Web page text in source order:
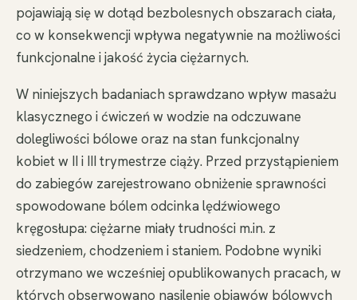
pojawiają się w dotąd bezbolesnych obszarach ciała,
co w konsekwencji wpływa negatywnie na możliwości
funkcjonalne i jakość życia ciężarnych.
W niniejszych badaniach sprawdzano wpływ masażu
klasycznego i ćwiczeń w wodzie na odczuwane
dolegliwości bólowe oraz na stan funkcjonalny
kobiet w II i III trymestrze ciąży. Przed przystąpieniem
do zabiegów zarejestrowano obniżenie sprawności
spowodowane bólem odcinka lędźwiowego
kręgosłupa: ciężarne miały trudności m.in. z
siedzeniem, chodzeniem i staniem. Podobne wyniki
otrzymano we wcześniej opublikowanych pracach, w
których obserwowano nasilenie objawów bólowych